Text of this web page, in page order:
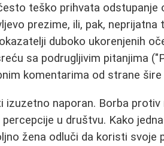
teško prihvata odstupanje
prezime, ili, pak, neprijatna
duboko ukorenjenih
sa podrugljivim pitanjima
komentarima od strane
izuzetno naporan. Borba
u društvu. Kako
žena odluči da koristi